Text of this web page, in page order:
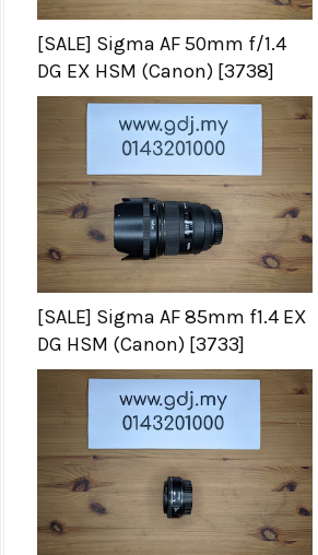
[SALE] Sigma AF 50mm f/1.4
DG EX HSM (Canon) [3738]
[SALE] Sigma AF 85mm f1.4 EX
DG HSM (Canon) [3733]